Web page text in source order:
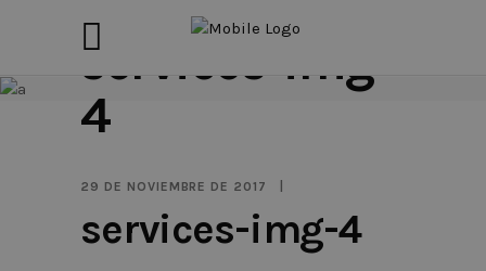
services-img-
4
29 DE NOVIEMBRE DE 2017
services-img-4